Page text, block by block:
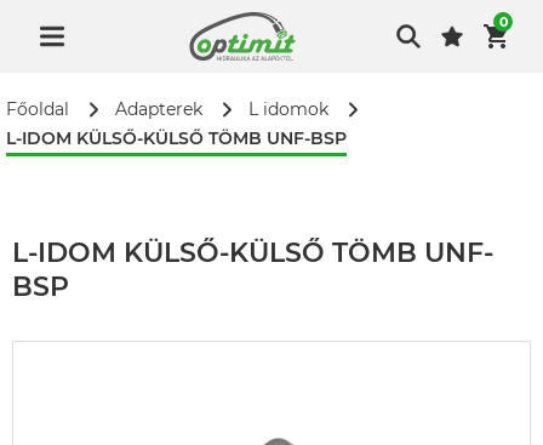
0
Főoldal Adapterek
L idomok
L-IDOM KÜLSŐ-KÜLSŐ TÖMB UNF-BSP
L-IDOM KÜLSŐ-KÜLSŐ TÖMB UNF-
BSP